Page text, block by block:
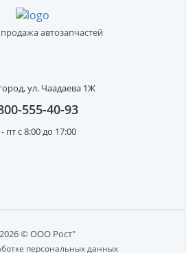
автозапчастей
ул. Чаадаева 1Ж
555-40-93
пт с 8:00 до 17:00
2026 © ООО Рост"
персональных данных